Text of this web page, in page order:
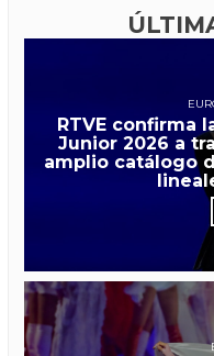
RTVE confirma
Junior 2026 a
amplio catálogo